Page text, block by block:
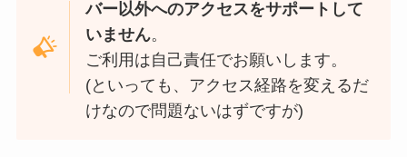
バー以外へのアクセスをサポートして
いません。
ご利用は自己責任でお願いします。
(といっても、アクセス経路を変えるだ
けなので問題ないはずですが)